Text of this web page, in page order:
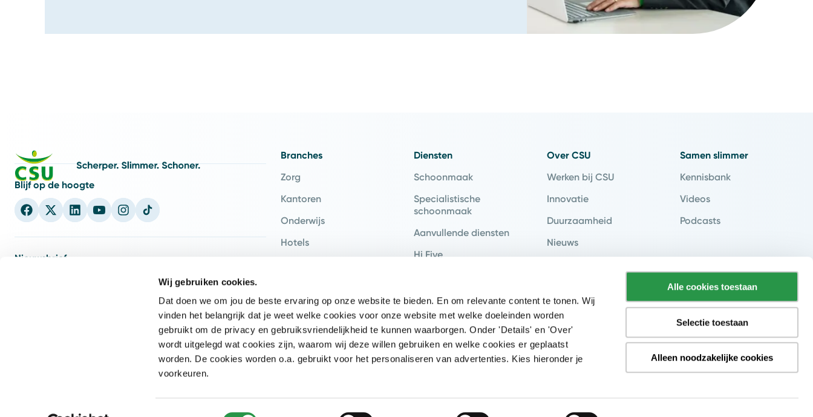
Wij gebruiken cookies.
Dat doen we om jou de beste ervaring op onze website te bieden. En om relevante content te tonen. Wij
vinden het belangrijk dat je weet welke cookies voor onze website met welke doeleinden worden
gebruikt om de privacy en gebruiksvriendelijkheid te kunnen waarborgen. Onder 'Details' en 'Over'
wordt uitgelegd wat cookies zijn, waarom wij deze willen gebruiken en welke cookies er geplaatst
worden. De cookies worden o.a. gebruikt voor het personaliseren van advertenties. Kies hieronder je
voorkeuren.
Toestemmingsselectie
Alle cookies toestaan
Selectie toestaan
Alleen noodzakelijke cookies
Blijf op de hoogte
Nieuwsbrief
nieuwsbriefen ontvang 5x per jaar
weet wat er speelt
Inschrijven
Branches
Zorg
Kantoren
Onderwijs
Hotels
Retail
Vervoer
Logistiek
Diensten
Schoonmaak
Specialistische
schoonmaak
Aanvullende diensten
Hi Five
Over CSU
Werken bij CSU
Innovatie
Duurzaamheid
Nieuws
Samen slimmer
Kennisbank
Videos
Podcasts